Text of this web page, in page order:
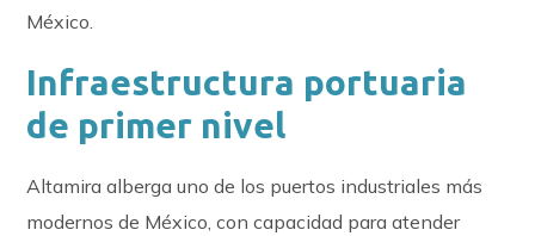
México.
Infraestructura portuaria
de primer nivel
Altamira alberga uno de los puertos industriales más
modernos de México, con capacidad para atender